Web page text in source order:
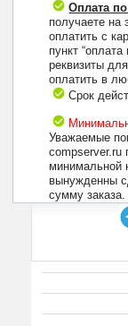
Оплата по
получаете на
оплатить с
пункт
реквизиты
оплатить в
Срок
Уважаемые
compserver.ru
минимальной
вынужденны
сумму